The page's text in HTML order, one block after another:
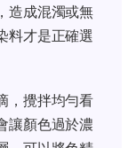
造成混濁或無
料才是正確選
，攪拌均勻看
讓顏色過於濃